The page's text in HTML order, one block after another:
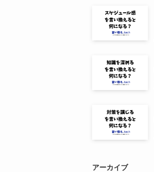
アーカイブ